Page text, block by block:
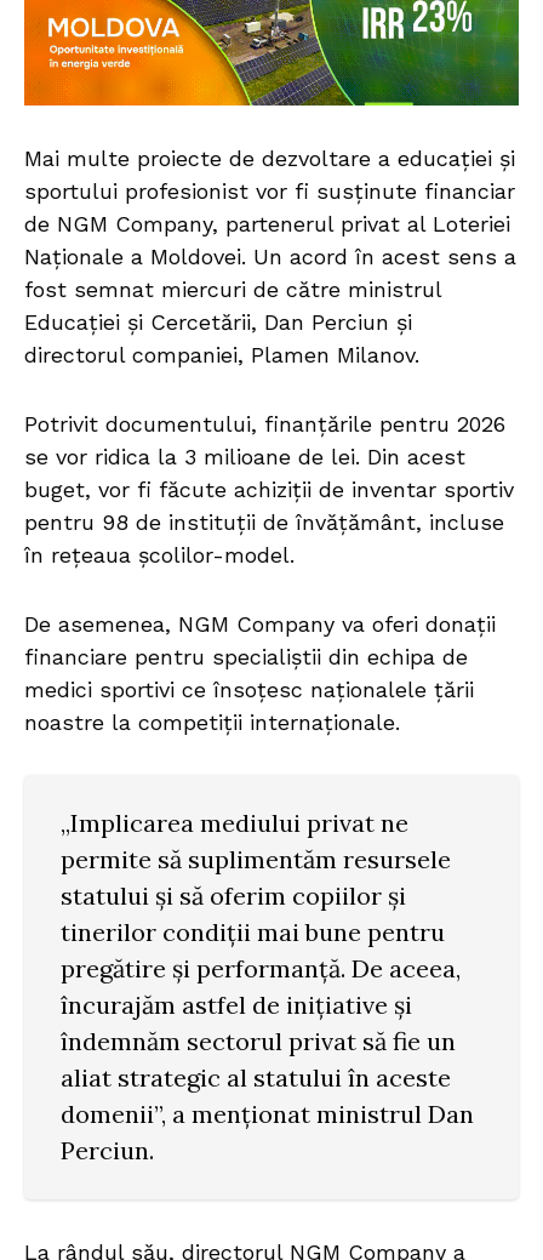
Mai multe proiecte de dezvoltare a educației și
sportului profesionist vor fi susținute financiar
de NGM Company, partenerul privat al Loteriei
Naționale a Moldovei. Un acord în acest sens a
fost semnat miercuri de către ministrul
Educației și Cercetării, Dan Perciun și
directorul companiei, Plamen Milanov.
Potrivit documentului, finanțările pentru 2026
se vor ridica la 3 milioane de lei. Din acest
buget, vor fi făcute achiziții de inventar sportiv
pentru 98 de instituții de învățământ, incluse
în rețeaua școlilor-model.
De asemenea, NGM Company va oferi donații
financiare pentru specialiștii din echipa de
medici sportivi ce însoțesc naționalele țării
noastre la competiții internaționale.
„Implicarea mediului privat ne
permite să suplimentăm resursele
statului și să oferim copiilor și
tinerilor condiții mai bune pentru
pregătire și performanță. De aceea,
încurajăm astfel de inițiative și
îndemnăm sectorul privat să fie un
aliat strategic al statului în aceste
domenii”, a menționat ministrul Dan
Perciun.
La rândul său, directorul NGM Company a